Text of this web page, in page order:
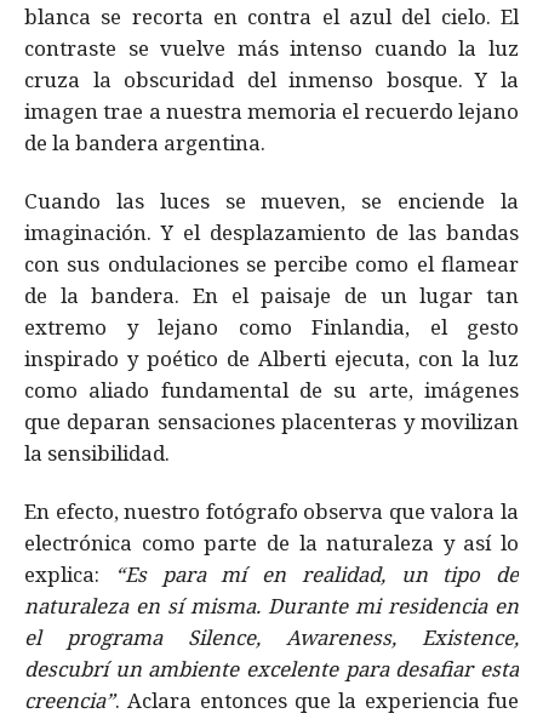
blanca se recorta en contra el azul del cielo. El
contraste se vuelve más intenso cuando la luz
cruza la obscuridad del inmenso bosque. Y la
imagen trae a nuestra memoria el recuerdo lejano
de la bandera argentina.
Cuando las luces se mueven, se enciende la
imaginación. Y el desplazamiento de las bandas
con sus ondulaciones se percibe como el flamear
de la bandera. En el paisaje de un lugar tan
extremo y lejano como Finlandia, el gesto
inspirado y poético de Alberti ejecuta, con la luz
como aliado fundamental de su arte, imágenes
que deparan sensaciones placenteras y movilizan
la sensibilidad.
En efecto, nuestro fotógrafo observa que valora la
electrónica como parte de la naturaleza y así lo
explica:
“Es para mí en realidad, un tipo de
naturaleza en sí misma. Durante mi residencia en
el programa Silence, Awareness, Existence,
descubrí un ambiente excelente para desafiar esta
creencia”. Aclara entonces que la experiencia fue